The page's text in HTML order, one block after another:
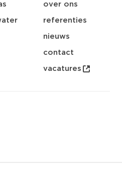
over ons
referenties
nieuws
contact
vacatures